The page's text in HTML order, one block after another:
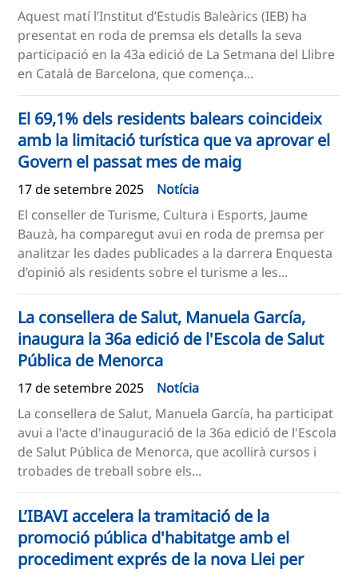
Aquest matí l’Institut d’Estudis Baleàrics (IEB) ha
presentat en roda de premsa els detalls la seva
participació en la 43a edició de La Setmana del Llibre
en Català de Barcelona, que comença...
El 69,1% dels residents balears coincideix
amb la limitació turística que va aprovar el
Govern el passat mes de maig
17 de setembre 2025
Notícia
El conseller de Turisme, Cultura i Esports, Jaume
Bauzà, ha comparegut avui en roda de premsa per
analitzar les dades publicades a la darrera Enquesta
d’opinió als residents sobre el turisme a les...
La consellera de Salut, Manuela García,
inaugura la 36a edició de l'Escola de Salut
Pública de Menorca
17 de setembre 2025
Notícia
La consellera de Salut, Manuela García, ha participat
avui a l'acte d'inauguració de la 36a edició de l'Escola
de Salut Pública de Menorca, que acollirà cursos i
trobades de treball sobre els...
L’IBAVI accelera la tramitació de la
promoció pública d'habitatge amb el
procediment exprés de la nova Llei per